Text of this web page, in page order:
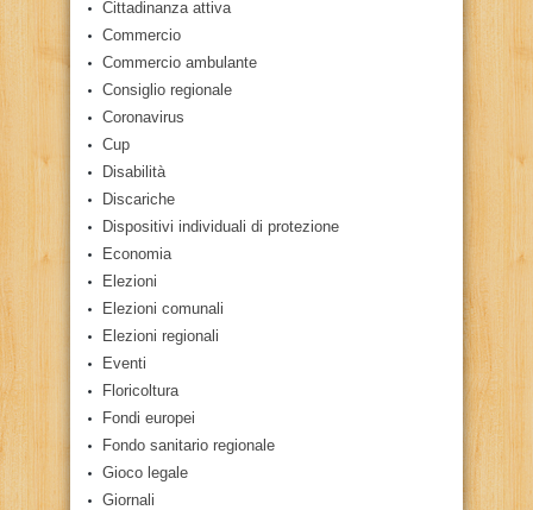
Cittadinanza attiva
Commercio
Commercio ambulante
Consiglio regionale
Coronavirus
Cup
Disabilità
Discariche
Dispositivi individuali di protezione
Economia
Elezioni
Elezioni comunali
Elezioni regionali
Eventi
Floricoltura
Fondi europei
Fondo sanitario regionale
Gioco legale
Giornali